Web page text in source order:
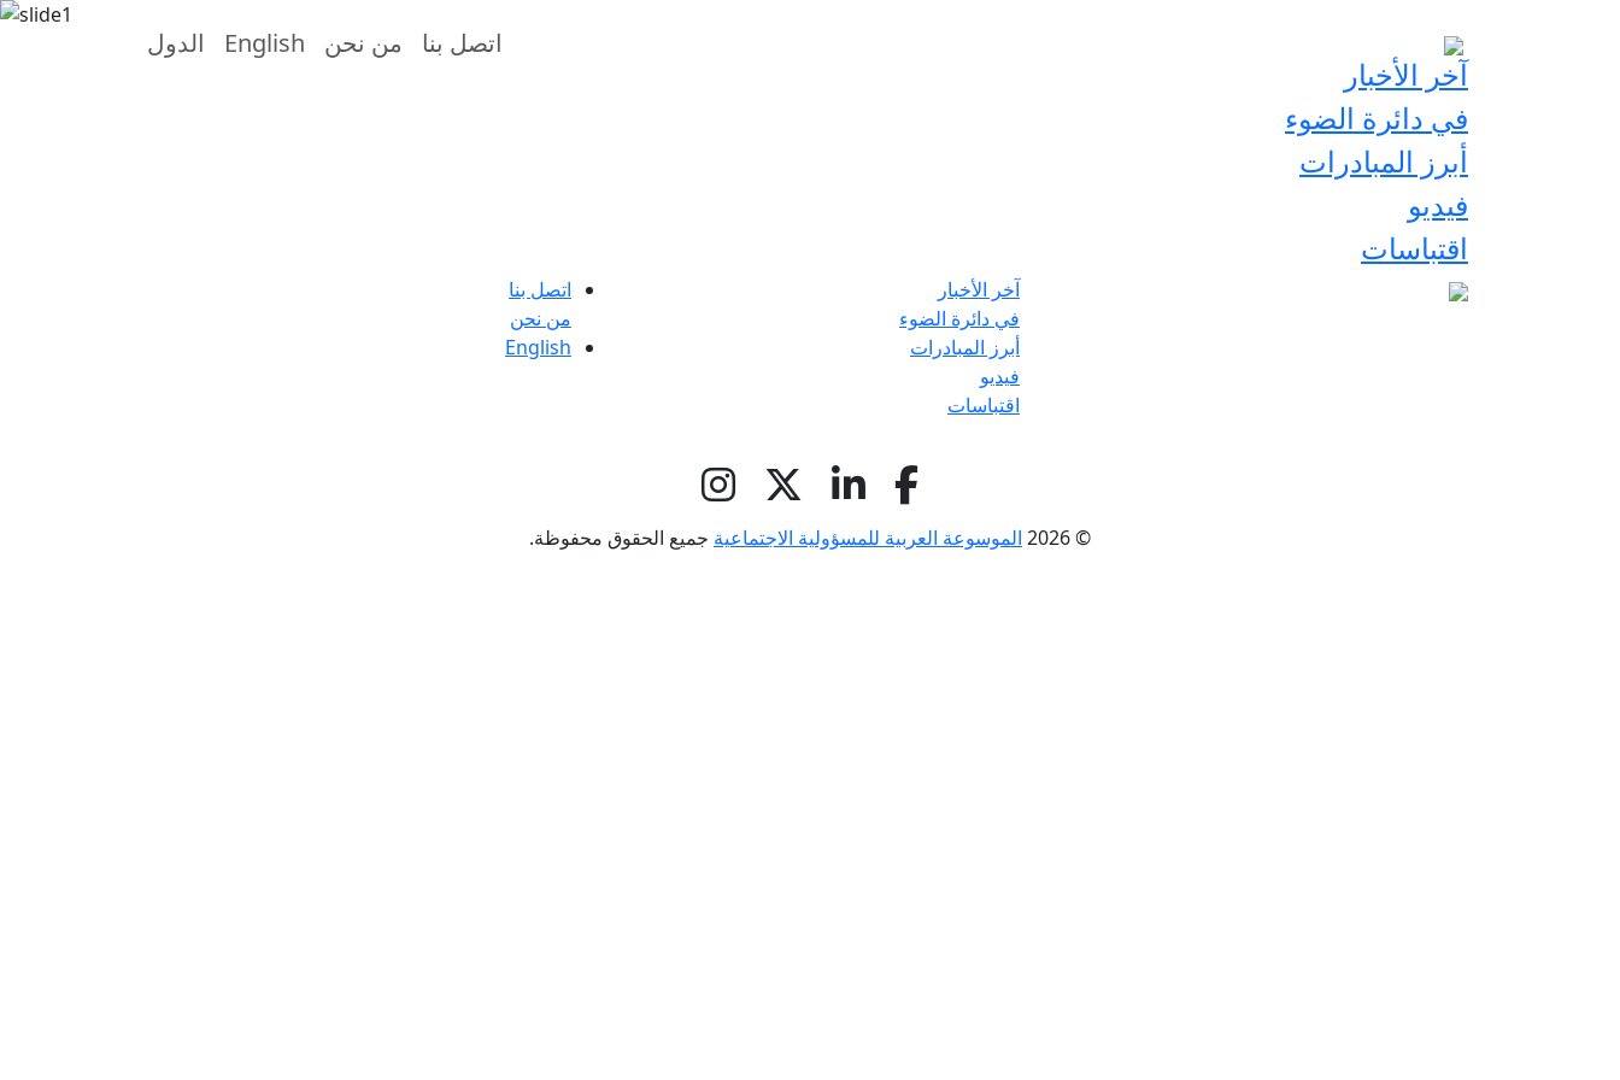
اتصل بنا من نحن English الدول
آخر الأخبار
في دائرة الضوء
أبرز المبادرات
فيديو
اقتباسات
آخر الأخبار
في دائرة الضوء
أبرز المبادرات
فيديو
اقتباسات
اتصل بنا
من نحن
English
© 2026 الموسوعة العربية للمسؤولية الاجتماعية جميع الحقوق محفوظة.